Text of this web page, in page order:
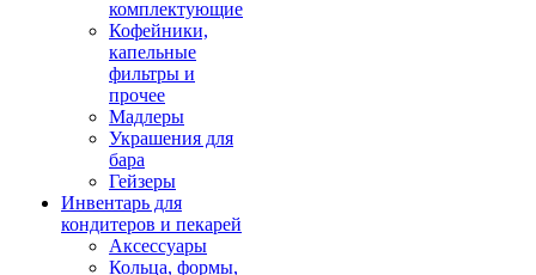
комплектующие
Кофейники,
капельные
фильтры и
прочее
Мадлеры
Украшения для
бара
Гейзеры
Инвентарь для
кондитеров и пекарей
Аксессуары
Кольца, формы,